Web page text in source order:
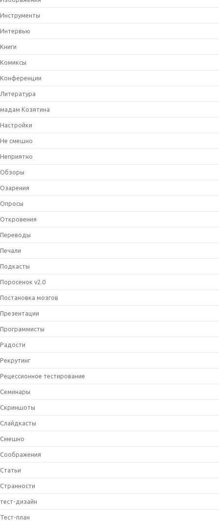
Инструменты
Интервью
Книги
Комиксы
Конференции
Литература
мадам Козятина
Настройки
Не смешно
Неприятно
Обзоры
Озарения
Опросы
Откровения
Переводы
Печали
Подкасты
Поросенок v2.0
Постановка мозгов
Презентации
Программисты
Радости
Рекрутинг
Рецессионное тестирование
Семинары
Скриншоты
Слайдкасты
Смешно
Соображения
Статьи
Странности
тест-дизайн
Тест-план